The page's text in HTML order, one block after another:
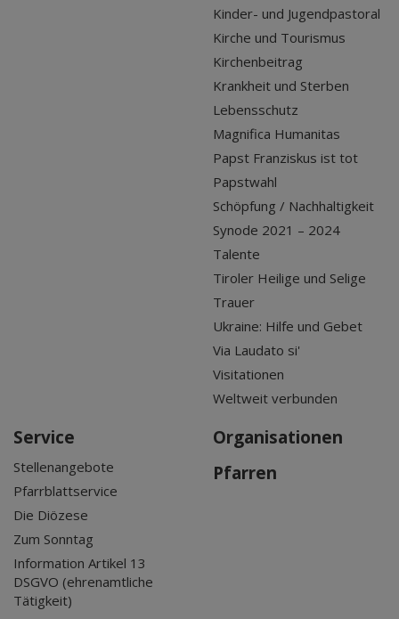
Kinder- und Jugendpastoral
Kirche und Tourismus
Kirchenbeitrag
Krankheit und Sterben
Lebensschutz
Magnifica Humanitas
Papst Franziskus ist tot
Papstwahl
Schöpfung / Nachhaltigkeit
Synode 2021 – 2024
Talente
Tiroler Heilige und Selige
Trauer
Ukraine: Hilfe und Gebet
Via Laudato si'
Visitationen
Weltweit verbunden
Service
Stellenangebote
Pfarrblattservice
Die Diözese
Zum Sonntag
Information Artikel 13
DSGVO (ehrenamtliche
Tätigkeit)
Organisationen
Pfarren